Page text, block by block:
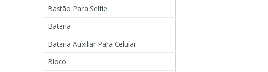
Bastão Para Selfie
Bateria
Bateria Auxiliar Para Celular
Bloco